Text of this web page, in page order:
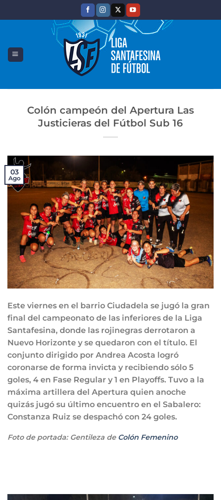
Colón campeón del Apertura Las
Justicieras del Fútbol Sub 16
03
Ago
Este viernes en el barrio Ciudadela se jugó la gran
final del campeonato de las inferiores de la Liga
Santafesina, donde las rojinegras derrotaron a
Nuevo Horizonte y se quedaron con el título. El
conjunto dirigido por Andrea Acosta logró
coronarse de forma invicta y recibiendo sólo 5
goles, 4 en Fase Regular y 1 en Playoffs. Tuvo a la
máxima artillera del Apertura quien anoche
quizás jugó su último encuentro en el Sabalero:
Constanza Ruiz se despachó con 24 goles.
Foto de portada: Gentileza de Colón Femenino